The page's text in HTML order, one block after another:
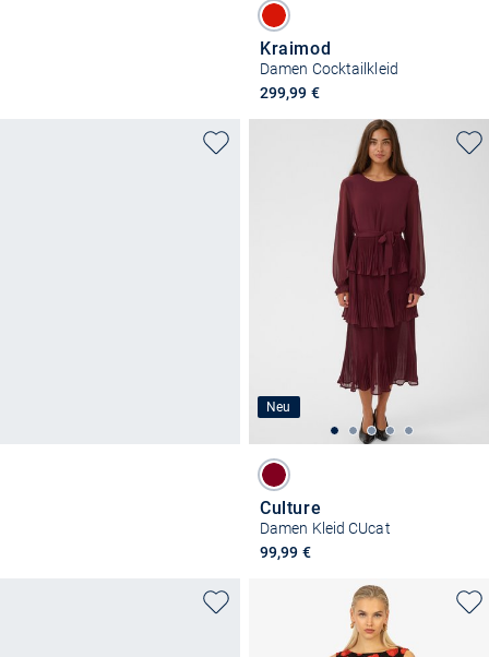
Kraimod
Damen Cocktailkleid
299,99 €
Neu
Culture
Damen Kleid CUcat
99,99 €